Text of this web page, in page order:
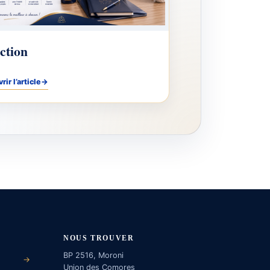
l’article→
→
NOUS TROUVER
BP 2516, Moroni
Union des Comores